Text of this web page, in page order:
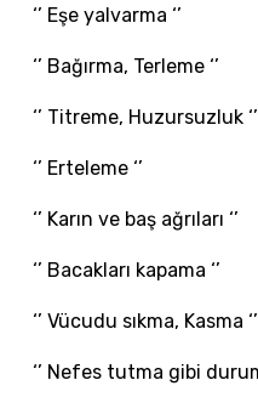
‘’ Eşe yalvarma ‘’
‘’ Bağırma, Terleme ‘’
‘’ Titreme, Huzursuzluk ‘’
‘’ Erteleme ‘’
‘’ Karın ve baş ağrıları ‘’
‘’ Bacakları kapama ‘’
‘’ Vücudu sıkma, Kasma ‘’
‘’ Nefes tutma gibi